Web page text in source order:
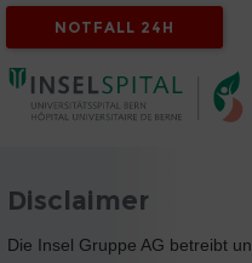
NOTFALL 24H
Disclaimer
Die Insel Gruppe AG betreibt